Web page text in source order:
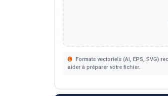
Formats vectoriels (AI, EPS, SVG)
aider à préparer votre fichier.